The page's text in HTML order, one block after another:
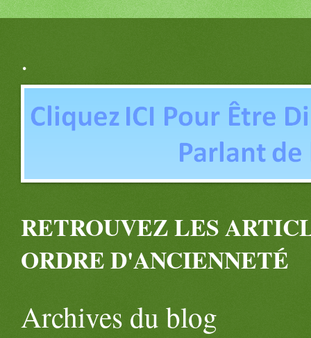
.
RETROUVEZ LES
ORDRE D'ANCIENNETÉ
Archives du blog